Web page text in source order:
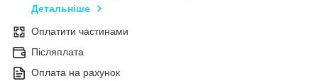
Детальніше
Оплатити частинами
Післяплата
Оплата на рахунок